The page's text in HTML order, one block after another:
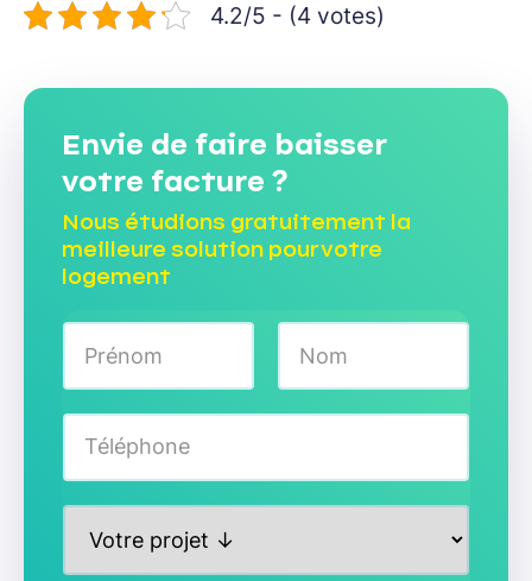
4.2/5 - (4 votes)
Envie de faire baisser
votre facture ?
Nous étudions gratuitement la
meilleure solution pour votre
logement
m
*
T
l
é
P
o